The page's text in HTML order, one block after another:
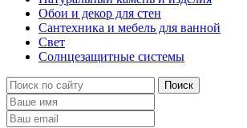
Обои и декор для стен
Сантехника и мебель для ванной
Свет
Солнцезащитные системы